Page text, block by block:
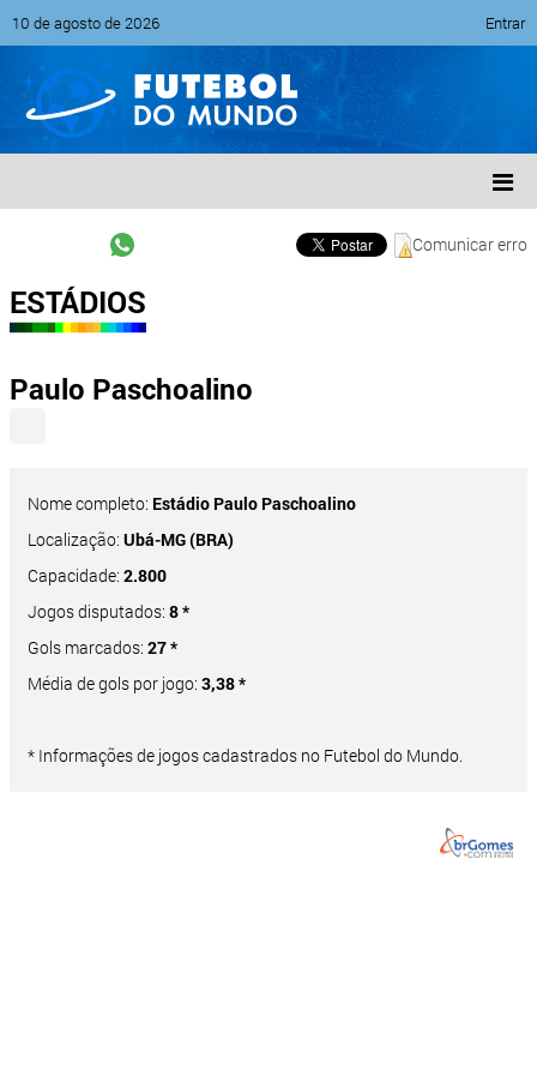
10 de agosto de 2026 Entrar
Comunicar erro
ESTÁDIOS
Paulo Paschoalino
Nome completo: Estádio Paulo Paschoalino
Localização: Ubá-MG (BRA)
Capacidade: 2.800
Jogos disputados: 8 *
Gols marcados: 27 *
Média de gols por jogo: 3,38 *
* Informações de jogos cadastrados no Futebol do Mundo.